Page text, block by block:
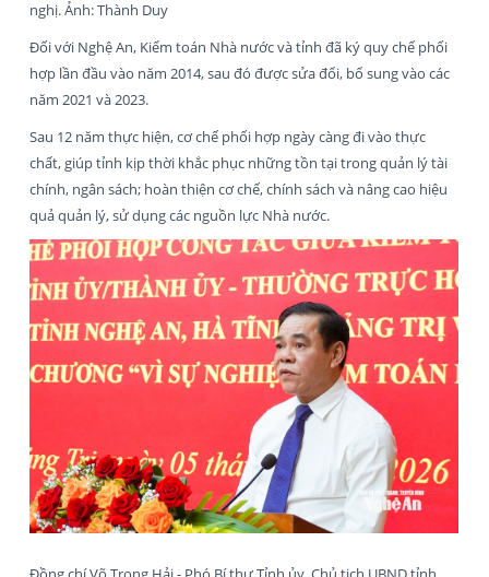
nghị. Ảnh: Thành Duy
Đối với Nghệ An, Kiểm toán Nhà nước và tỉnh đã ký quy chế phối
hợp lần đầu vào năm 2014, sau đó được sửa đổi, bổ sung vào các
năm 2021 và 2023.
Sau 12 năm thực hiện, cơ chế phối hợp ngày càng đi vào thực
chất, giúp tỉnh kịp thời khắc phục những tồn tại trong quản lý tài
chính, ngân sách; hoàn thiện cơ chế, chính sách và nâng cao hiệu
quả quản lý, sử dụng các nguồn lực Nhà nước.